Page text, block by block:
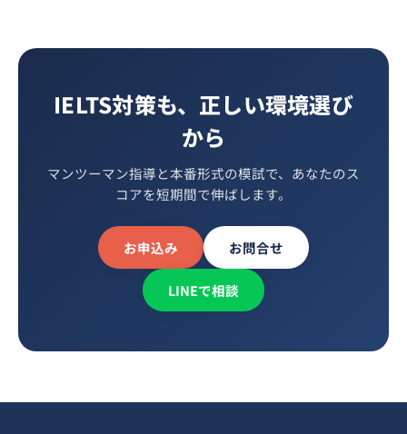
IELTS対策も、正しい環境選び
から
マンツーマン指導と本番形式の模試で、あなたのス
コアを短期間で伸ばします。
お申込み お問合せ
LINEで相談